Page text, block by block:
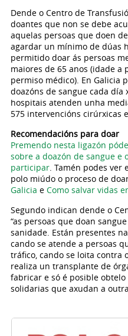
Dende o Centro de
doantes que non se debe
aquelas persoas que doen
agardar un mínimo de dúas
permitido doar ás persoas
maiores de 65 anos (idade a
permiso médico). En Galicia
doazóns de sangue cada día
hospitais atenden unha
575 intervencións cirúrxicas
Recomendacións para doar
Premendo nesta ligazón
sobre a doazón de sangue e
participar. Tamén podes ver
polo miúdo o proceso de
Galicia e Como salvar vidas
Segundo indican dende o
“as persoas que doan
sanidade. Están presentes
cando se atende a persoas
tráfico, cando se loita contra
realiza un transplante de
fabricar e só é posible obtelo
solidarias que axudan a